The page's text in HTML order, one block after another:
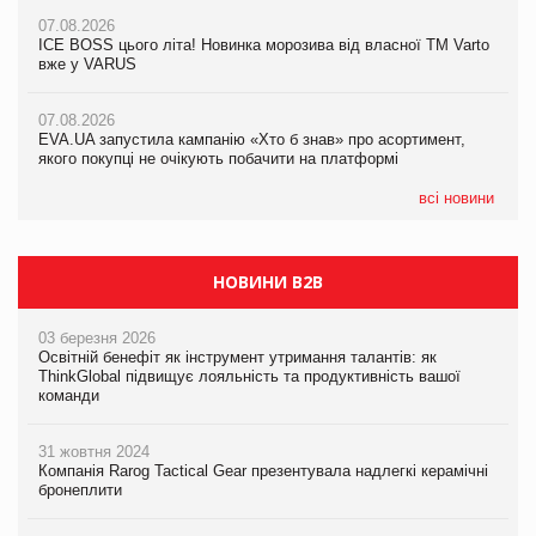
07.08.2026
ICE BOSS цього літа! Новинка морозива від власної ТМ Varto
вже у VARUS
07.08.2026
EVA.UA запустила кампанію «Хто б знав» про асортимент,
якого покупці не очікують побачити на платформі
всі новини
07.08.2026
ICE BOSS цього літа! Новинка морозива від власної ТМ Varto
вже у VARUS
07.08.2026
EVA.UA запустила кампанію «Хто б знав» про асортимент,
якого покупці не очікують побачити на платформі
Продажі Hugo Boss впали на 9%
НОВИНИ B2B
03 березня 2026
Освітній бенефіт як інструмент утримання талантів: як
ThinkGlobal підвищує лояльність та продуктивність вашої
команди
31 жовтня 2024
Компанія Rarog Tactical Gear презентувала надлегкі керамічні
бронеплити